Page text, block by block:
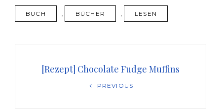
TAGSBUCH , BÜCHER , LESEN
[Rezept] Chocolate Fudge Muffins
PREVIOUS